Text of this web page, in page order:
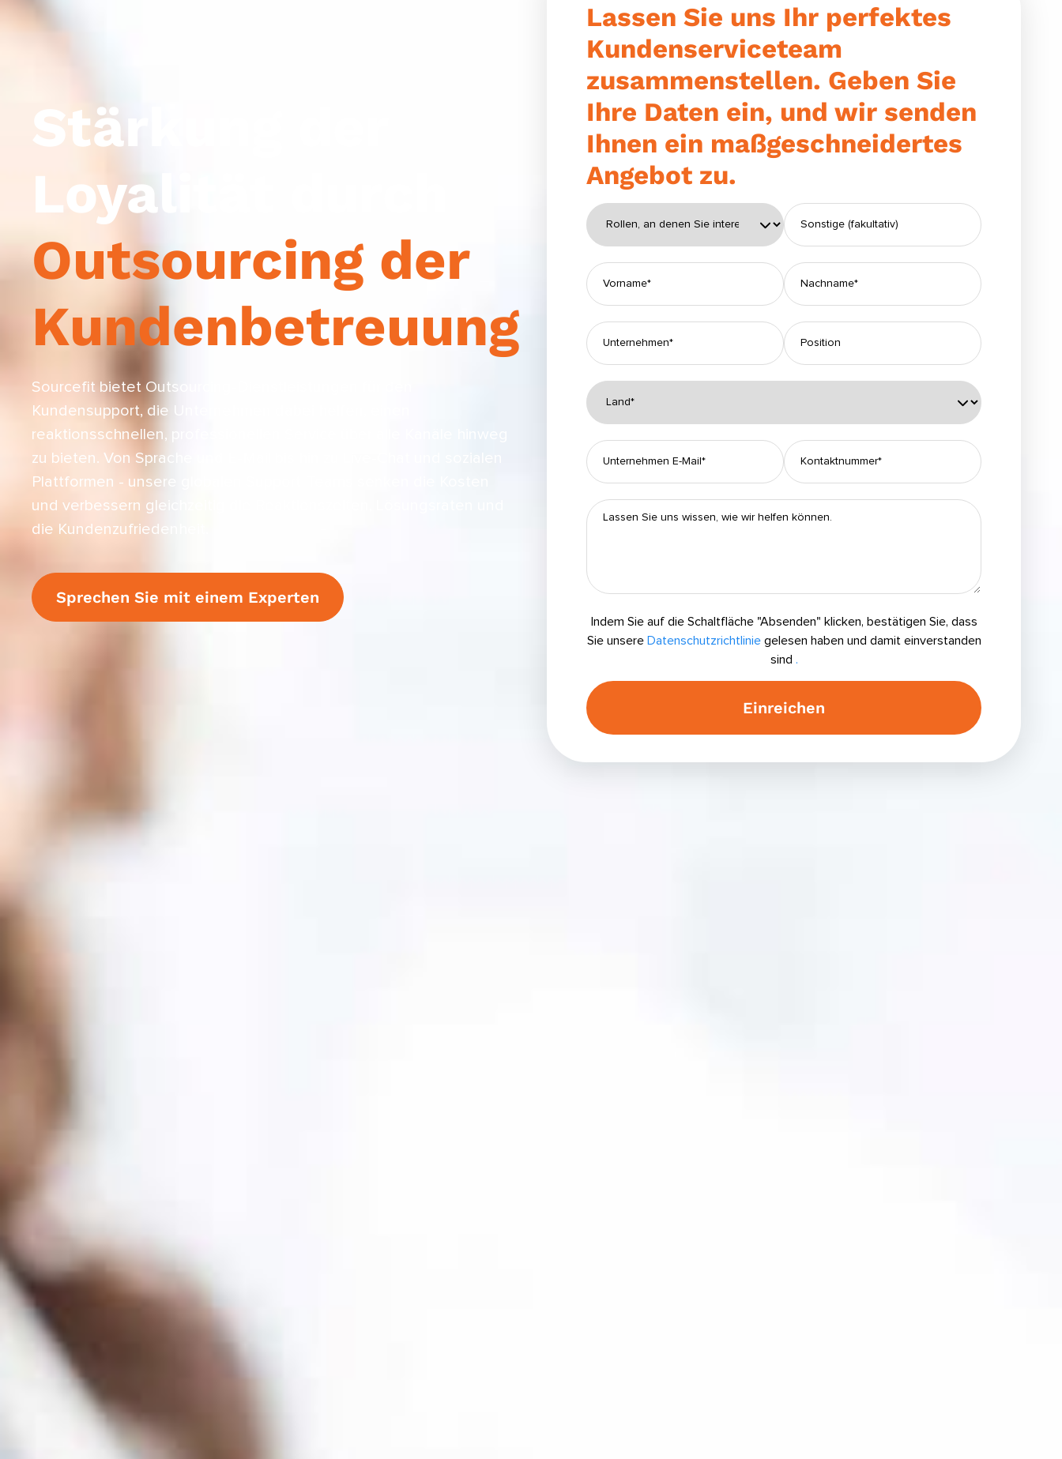
Stärkung der
Loyalität durch
Outsourcing der
Kundenbetreuung
Sourcefit bietet Outsourcing-Dienstleistungen für den
Kundensupport, die Unternehmen dabei helfen, einen
reaktionsschnellen, professionellen Service über alle Kanäle hinweg
zu bieten. Von Sprache und E-Mail bis hin zu Live-Chat und sozialen
Plattformen - unsere globalen Support-Teams senken die Kosten
und verbessern gleichzeitig die Reaktionszeiten, Lösungsraten und
die Kundenzufriedenheit.
Sprechen Sie mit einem Experten
Lassen Sie uns Ihr perfektes
Kundenserviceteam
zusammenstellen. Geben Sie
Ihre Daten ein, und wir senden
Ihnen ein maßgeschneidertes
Angebot zu.
Indem Sie auf die Schaltfläche "Absenden" klicken, bestätigen Sie, dass
Sie unsere Datenschutzrichtliniegelesen haben und damit einverstanden
sind .